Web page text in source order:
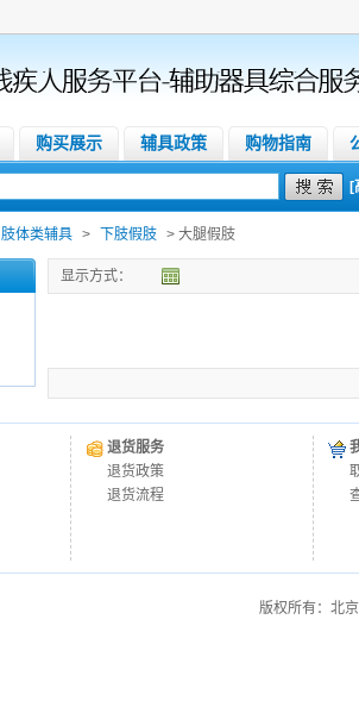
购买展示 辅具政策 购物指南
[
肢体类辅具 > 下肢假肢 > 大腿假肢
显示方式：
退货服务
退货政策
退货流程
版权所有：北